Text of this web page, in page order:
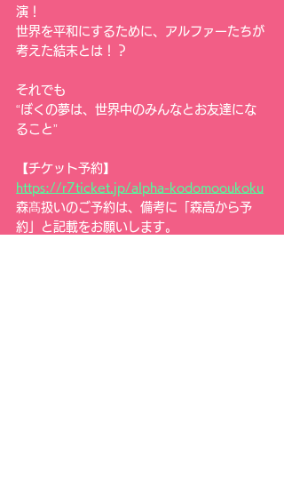
演！
世界を平和にするために、アルファーたちが
考えた結末とは！？
それでも
“ぼくの夢は、世界中のみんなとお友達にな
ること”
【チケット予約】
https://r7ticket.jp/alpha-kodomooukoku
森髙扱いのご予約は、備考に「森高から予
約」と記載をお願いします。